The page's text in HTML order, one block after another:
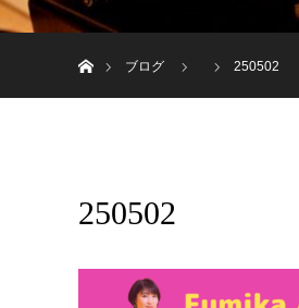
ブログ
250502
250502